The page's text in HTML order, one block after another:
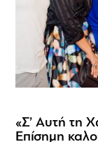
«Σ’ Αυτή τη
Επίσημη